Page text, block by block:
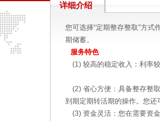
详细介绍
您可选择“定期整存整取”方
期储蓄。
服务特色
(1) 较高的稳定收入：利率
(2) 省心方便：具备整存整
到期定期转活期的操作。您
(3) 资金灵活：您在需要资